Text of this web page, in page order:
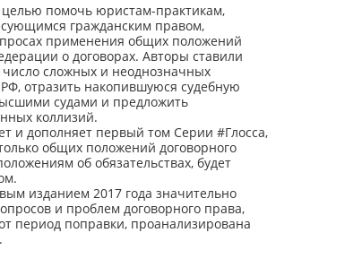
помочь юристам-практикам,
гражданским правом,
применения общих положений
о договорах. Авторы ставили
число сложных и неоднозначных
отразить накопившуюся судебную
судами и предложить
коллизий.
и дополняет первый том Серии #Глосса,
общих положений договорного
об обязательствах, будет
изданием 2017 года значительно
и проблем договорного права,
период поправки, проанализирована